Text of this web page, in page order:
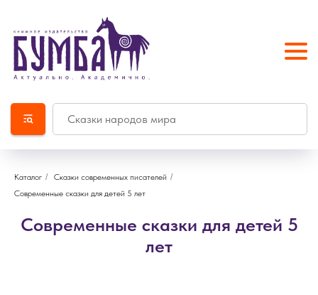
Каталог / Сказки современных писателей /
Современные сказки для детей 5 лет
Современные сказки для детей 5
лет